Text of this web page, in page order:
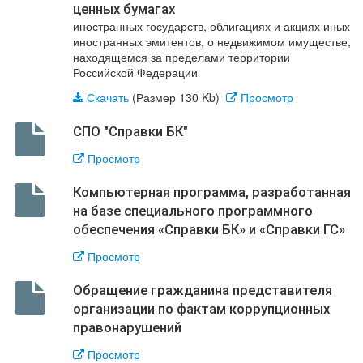
ценных бумагах
иностранных государств, облигациях и акциях иных
иностранных эмитентов, о недвижимом имуществе,
находящемся за пределами территории
Российской Федерации
Скачать(Размер 130 Kb) Просмотр
СПО "Справки БК"
Просмотр
Компьютерная программа, разработанная
на базе специального программного
обеспечения «Справки БК» и «Справки ГС»
Просмотр
Обращение гражданина представителя
организации по фактам коррупционных
правонарушений
Просмотр